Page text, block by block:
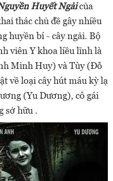
Huyết Ngảicủa
thác chủ đề gây nhiều
huyền bí - cây ngải. Bộ
viên Y khoa liều lĩnh là
Minh Huy) và Tùy (Đỗ
về loại cây hút máu kỳ lạ
(Yu Dương), cô gái
sở hữu .